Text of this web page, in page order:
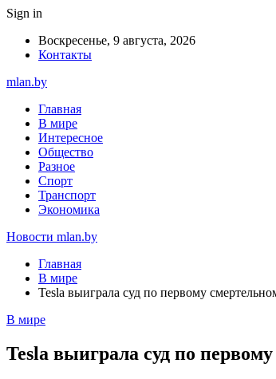
Sign in
Воскресенье, 9 августа, 2026
Контакты
mlan.by
Главная
В мире
Интересное
Общество
Разное
Спорт
Транспорт
Экономика
Новости mlan.by
Главная
В мире
Tesla выиграла суд по первому
В мире
Tesla выиграла суд по